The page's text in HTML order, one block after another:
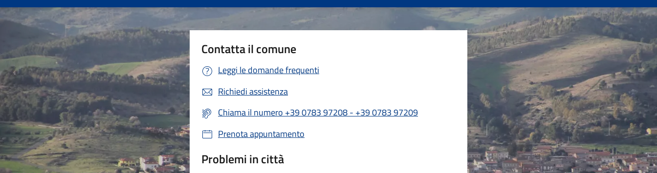
Contatta il comune
Leggi le domande frequenti
Richiedi assistenza
Chiama il numero +39 0783 97208 - +39 0783 97209
Prenota appuntamento
Problemi in città